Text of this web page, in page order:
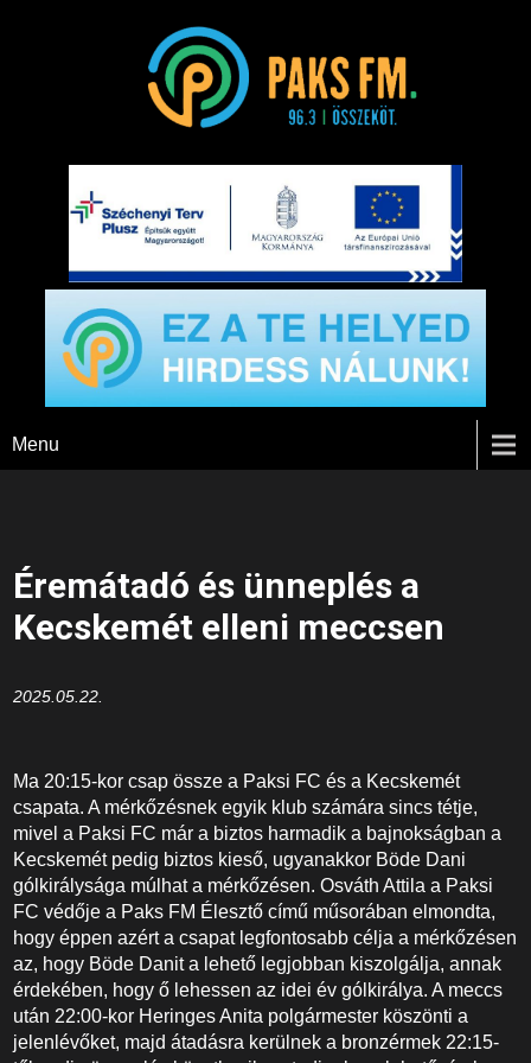
Paks FM
Menu
Éremátadó és ünneplés a
Kecskemét elleni meccsen
2025.05.22.
Ma 20:15-kor csap össze a Paksi FC és a Kecskemét
csapata. A mérkőzésnek egyik klub számára sincs tétje,
mivel a Paksi FC már a biztos harmadik a bajnokságban a
Kecskemét pedig biztos kieső, ugyanakkor Böde Dani
gólkirálysága múlhat a mérkőzésen. Osváth Attila a Paksi
FC védője a Paks FM Élesztő című műsorában elmondta,
hogy éppen azért a csapat legfontosabb célja a mérkőzésen
az, hogy Böde Danit a lehető legjobban kiszolgálja, annak
érdekében, hogy ő lehessen az idei év gólkirálya. A meccs
után 22:00-kor Heringes Anita polgármester köszönti a
jelenlévőket, majd átadásra kerülnek a bronzérmek 22:15-